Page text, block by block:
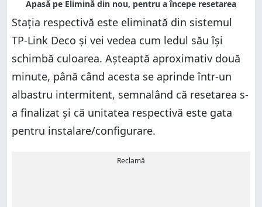
Stația respectivă este eliminată din sistemul
TP-Link Deco și vei vedea cum ledul său își
schimbă culoarea. Așteaptă aproximativ două
minute, până când acesta se aprinde într-un
albastru intermitent, semnalând că resetarea s-
a finalizat și că unitatea respectivă este gata
pentru instalare/configurare.
Reclamă